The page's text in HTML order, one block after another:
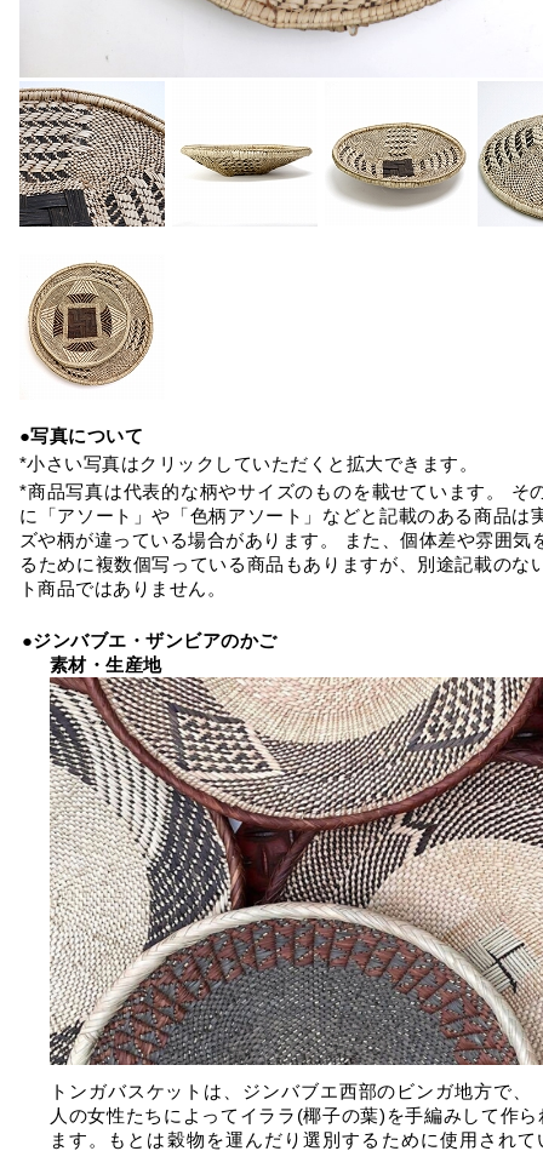
●写真について
*小さい写真はクリックしていただくと拡大できます。
*商品写真は代表的な柄やサイズのものを載せています。 そ
に「アソート」や「色柄アソート」などと記載のある商品は
ズや柄が違っている場合があります。 また、個体差や雰囲気
るために複数個写っている商品もありますが、別途記載のな
ト商品ではありません。
●ジンバブエ・ザンビアのかご
素材・生産地
トンガバスケットは、ジンバブエ西部のビンガ地方で、
人の女性たちによってイララ(椰子の葉)を手編みして作ら
ます。もとは穀物を運んだり選別するために使用されて